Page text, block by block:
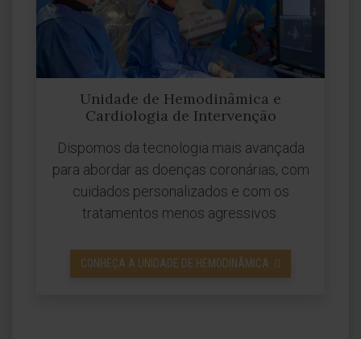
Unidade de Hemodinâmica e
Cardiologia de Intervenção
Dispomos da tecnologia mais avançada
para abordar as doenças coronárias, com
cuidados personalizados e com os
tratamentos menos agressivos.
CONHEÇA A UNIDADE DE HEMODINÂMICA